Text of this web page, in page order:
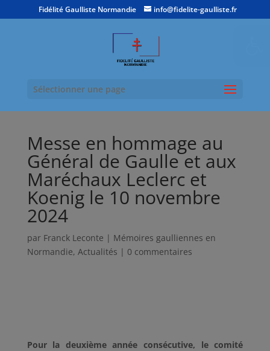
Fidélité Gaulliste Normandie info@fidelite-gaulliste.fr
Sélectionner une page
Messe en hommage au
Général de Gaulle et aux
Maréchaux Leclerc et
Koenig le 10 novembre
2024
par Franck Leconte | Mémoires gaulliennes en
Normandie, Actualités | 0 commentaires
Pour la deuxième année consécutive, le comité